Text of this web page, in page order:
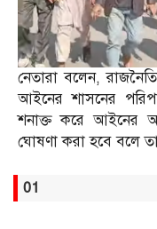
নেতারা বলেন,
আইনের শাসনের
শনাক্ত করে আইনের
ঘোষণা করা হবে বলে
01